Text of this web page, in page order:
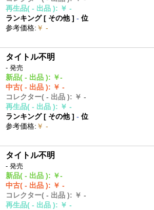
再生品( - 出品 ): ￥ -
ランキング [ その他]- 位
参考価格: ￥ -
タイトル不明
- 発売
新品( - 出品 ): ￥-
中古( - 出品 ): ￥ -
コレクター( - 出品 ): ￥ -
再生品( - 出品 ): ￥ -
ランキング [ その他]- 位
参考価格: ￥ -
タイトル不明
- 発売
新品( - 出品 ): ￥-
中古( - 出品 ): ￥ -
コレクター( - 出品 ): ￥ -
再生品( - 出品 ): ￥ -